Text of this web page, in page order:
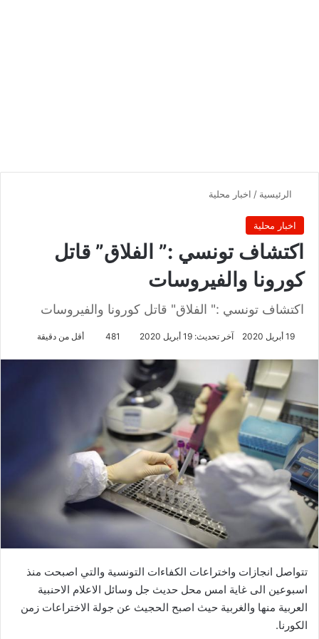
الرئيسية / اخبار محلية
اخبار محلية
اكتشاف تونسي :” الفلاق” قاتل
كورونا والفيروسات
اكتشاف تونسي :" الفلاق" قاتل كورونا والفيروسات
19 أبريل 2020 آخر تحديث: 19 أبريل 2020 481 أقل من دقيقة
تتواصل انجازات واختراعات الكفاءات التونسية والتي اصبحت منذ
اسبوعين الى غاية امس محل حديث جل وسائل الاعلام الاحنبية
العربية منها والغربية حيث اصبح الحجيث عن جولة الاختراعات زمن
الكورنا.